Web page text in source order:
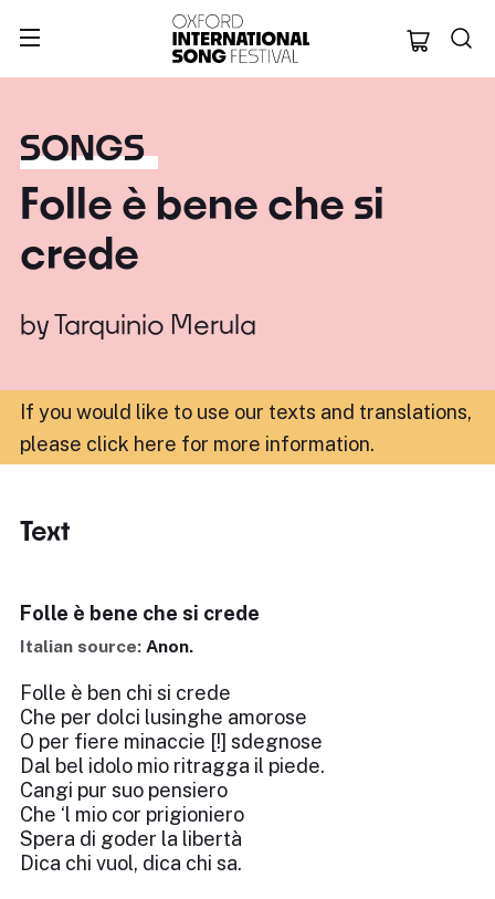
Oxford
SONGS
Folle è bene che si
crede
byTarquinio Merula
If you would like to use our texts and translations,
please click here for more information.
Text
Folle è bene che si crede
Italian source: Anon.
Folle è ben chi si crede
Che per dolci lusinghe amorose
O per fiere minaccie [!] sdegnose
Dal bel idolo mio ritragga il piede.
Cangi pur suo pensiero
Che ‘l mio cor prigioniero
Spera di goder la libertà
Dica chi vuol, dica chi sa.